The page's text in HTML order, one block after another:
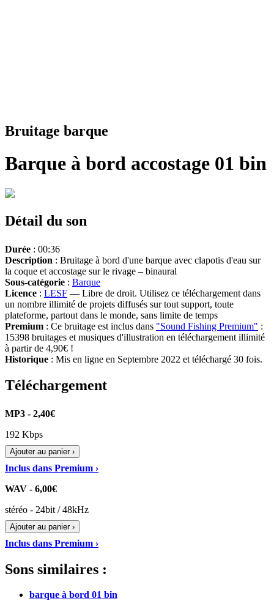
Bruitage barque
Barque à bord accostage 01 bin
Détail du son
Durée : 00:36
Description : Bruitage à bord d'une barque avec clapotis d'eau sur
la coque et accostage sur le rivage – binaural
Sous-catégorie : Barque
Licence : LESF — Libre de droit. Utilisez ce téléchargement dans
un nombre illimité de projets diffusés sur tout support, toute
plateforme, partout dans le monde, sans limite de temps
Premium : Ce bruitage est inclus dans "Sound Fishing Premium" :
15398 bruitages et musiques d'illustration en téléchargement illimité
à partir de 4,90€ !
Historique : Mis en ligne en Septembre 2022 et téléchargé 30 fois.
Téléchargement
MP3 - 2,40€
192 Kbps
Ajouter au panier ›
Inclus dans Premium ›
WAV - 6,00€
stéréo - 24bit / 48kHz
Ajouter au panier ›
Inclus dans Premium ›
Sons similaires :
barque à bord 01 bin